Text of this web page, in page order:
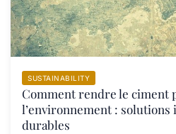
SUSTAINABILITY
Comment rendre le ciment
l’environnement : solutions
durables